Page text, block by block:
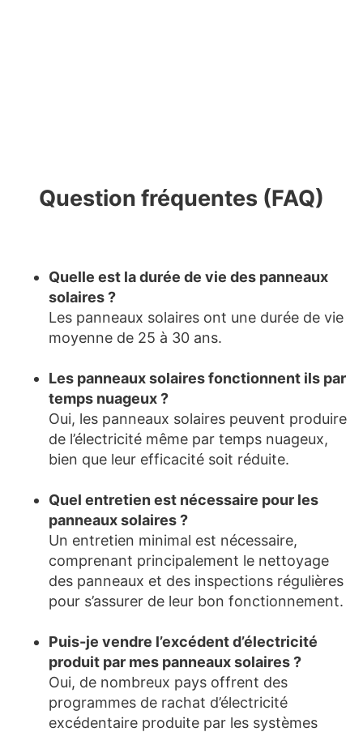
Question fréquentes (FAQ)
Quelle est la durée de vie des panneaux
solaires ?
Les panneaux solaires ont une durée de vie
moyenne de 25 à 30 ans.
Les panneaux solaires fonctionnent ils par
temps nuageux ?
Oui, les panneaux solaires peuvent produire
de l’électricité même par temps nuageux,
bien que leur efficacité soit réduite.
Quel entretien est nécessaire pour les
panneaux solaires ?
Un entretien minimal est nécessaire,
comprenant principalement le nettoyage
des panneaux et des inspections régulières
pour s’assurer de leur bon fonctionnement.
Puis-je vendre l’excédent d’électricité
produit par mes panneaux solaires ?
Oui, de nombreux pays offrent des
programmes de rachat d’électricité
excédentaire produite par les systèmes